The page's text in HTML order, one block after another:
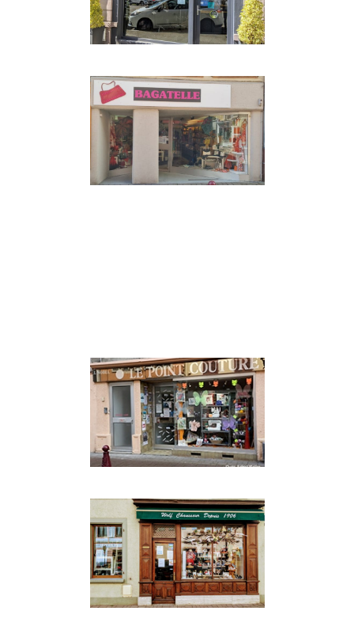
BEAUTÉ & SANTÉ
MODE ET SHOPPING
MODE ET SHOPPING
MODE ET SHOPPING·PREMIUM